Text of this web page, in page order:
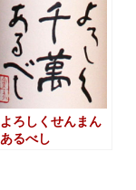
よろしくせんまん
あるべし